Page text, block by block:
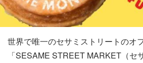
世界で唯一のセサミストリートのオ
「SESAME STREET MARKET（セ